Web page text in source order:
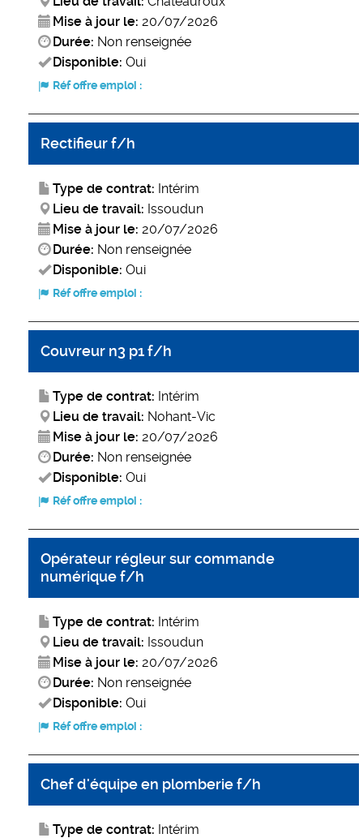
Mise à jour le: 20/07/2026
Durée: Non renseignée
Disponible: Oui
Réf offre emploi :
Rectifieur f/h
Type de contrat: Intérim
Lieu de travail: Issoudun
Mise à jour le: 20/07/2026
Durée: Non renseignée
Disponible: Oui
Réf offre emploi :
Couvreur n3 p1 f/h
Type de contrat: Intérim
Lieu de travail: Nohant-Vic
Mise à jour le: 20/07/2026
Durée: Non renseignée
Disponible: Oui
Réf offre emploi :
Opérateur régleur sur commande
numérique f/h
Type de contrat: Intérim
Lieu de travail: Issoudun
Mise à jour le: 20/07/2026
Durée: Non renseignée
Disponible: Oui
Réf offre emploi :
Chef d'équipe en plomberie f/h
Type de contrat: Intérim